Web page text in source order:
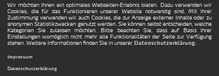
Wir möchten Ihnen ein optimales Webseiten-Erlebnis bieten. Dazu verwenden wir
Cookies, die für das Funktionieren unserer Website notwendig sind. Mit Ihrer
Zustimmung verwenden wir auch Cookies, die zur Anzeige externer Inhalte oder zu
anonymen Statistikzwecken genutzt werden. Sie können selbst entscheiden, welche
Kategorien Sie zulassen möchten. Bitte beachten Sie, dass auf Basis Ihrer
Einstellungen womöglich nicht mehr alle Funktionalitäten der Seite zur Verfügung
stehen. Weitere Informationen finden Sie in unserer Datenschutzerklärung.
Impressum
Datenschutzerklärung